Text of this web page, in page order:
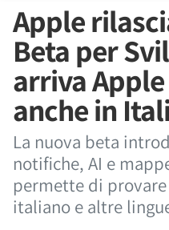
Apple
Beta per
arriva
anche in
La nuova beta
notifiche, AI e
permette di
italiano e altre